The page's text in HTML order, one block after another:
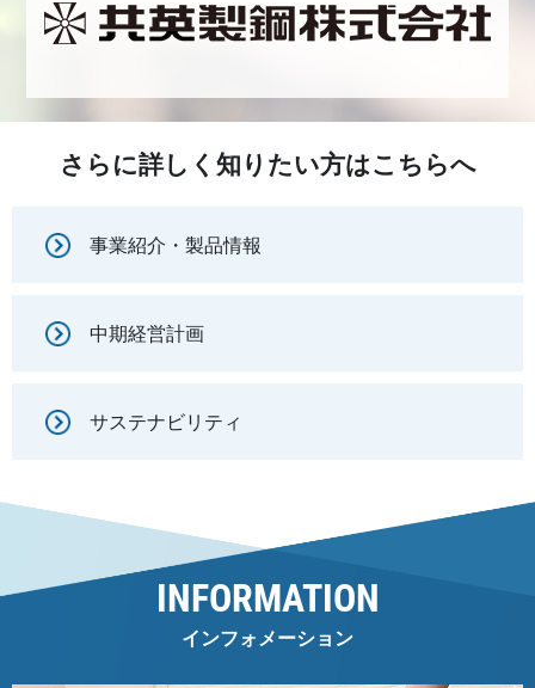
さらに詳しく知りたい方はこちらへ
事業紹介・製品情報
中期経営計画
サステナビリティ
INFORMATION
インフォメーション